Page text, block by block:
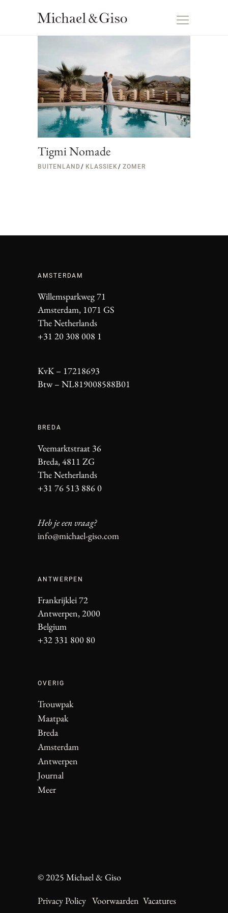
Tigmi Nomade
BUITENLAND KLASSIEK ZOMER
AMSTERDAM
Willemsparkweg 71
Amsterdam, 1071 GS
The Netherlands
+31 20 308 008 1
KvK – 17218693
Btw – NL819008588B01
BREDA
Veemarktstraat 36
Breda, 4811 ZG
The Netherlands
+31 76 513 886 0
Heb je een vraag?
info@michael-giso.com
ANTWERPEN
Frankrijklei 72
Antwerpen, 2000
Belgium
+32 331 800 80
OVERIG
Trouwpak
Maatpak
Breda
Amsterdam
Antwerpen
Journal
Meer
© 2025 Michael & Giso
Privacy Policy Voorwaarden Vacatures